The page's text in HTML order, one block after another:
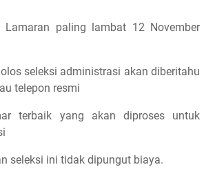
Lamaran paling lambat 12 November
seleksi administrasi akan diberitahu
telepon resmi
terbaik yang akan diproses untuk
seleksi ini tidak dipungut biaya.